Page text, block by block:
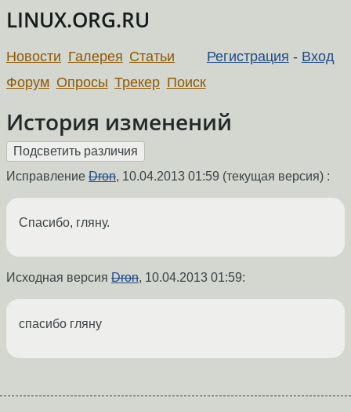
LINUX.ORG.RU
Регистрация - Вход
Новости Галерея Статьи
Форум Опросы Трекер Поиск
История изменений
Исправление Dron, 10.04.2013 01:59 (текущая версия) :
Спасибо, гляну.
Исходная версия Dron, 10.04.2013 01:59:
спасибо гляну